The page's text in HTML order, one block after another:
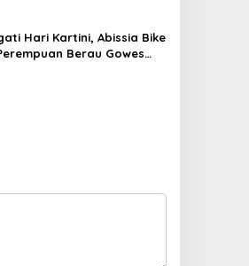
Hari Kartini, Abissia Bike
Berau Gowes